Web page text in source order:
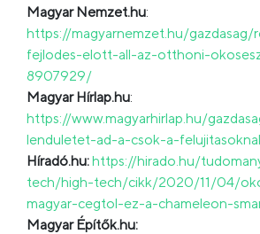
Magyar Nemzet.hu:
https://magyarnemzet.hu/gazdasag/
fejlodes-elott-all-az-otthoni-
8907929/
Magyar Hírlap.hu:
https://www.magyarhirlap.hu/
lenduletet-ad-a-csok-a-
Híradó.hu:https://hirado.hu/
tech/high-tech/cikk/2020/11/04/
magyar-cegtol-ez-a-chameleon-
Magyar Építők.hu: